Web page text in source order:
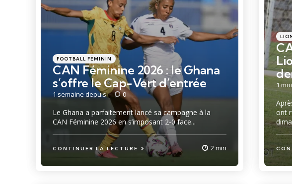
Catégories
Posté
dans
FOOTBALL FÉMININ
CAN Féminine 2026 : le Ghana
s’offre le Cap-Vert d’entrée
1 semaine depuis 0
Le Ghana a parfaitement lancé sa campagne à la
CAN Féminine 2026 en s’imposant 2-0 face...
CONTINUER LA LECTURE 2 min
Posté
dans
1
ont